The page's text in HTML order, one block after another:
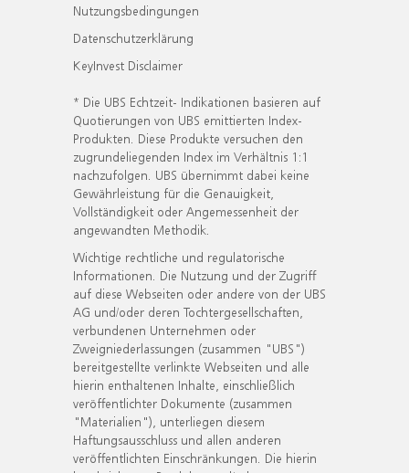
Nutzungsbedingungen
Datenschutzerklärung
KeyInvest Disclaimer
* Die UBS Echtzeit- Indikationen basieren auf
Quotierungen von UBS emittierten Index-
Produkten. Diese Produkte versuchen den
zugrundeliegenden Index im Verhältnis 1:1
nachzufolgen. UBS übernimmt dabei keine
Gewährleistung für die Genauigkeit,
Vollständigkeit oder Angemessenheit der
angewandten Methodik.
Wichtige rechtliche und regulatorische
Informationen. Die Nutzung und der Zugriff
auf diese Webseiten oder andere von der UBS
AG und/oder deren Tochtergesellschaften,
verbundenen Unternehmen oder
Zweigniederlassungen (zusammen "UBS")
bereitgestellte verlinkte Webseiten und alle
hierin enthaltenen Inhalte, einschließlich
veröffentlichter Dokumente (zusammen
"Materialien"), unterliegen diesem
Haftungsausschluss und allen anderen
veröffentlichten Einschränkungen. Die hierin